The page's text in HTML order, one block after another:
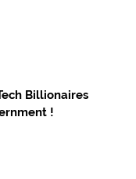
Billionaires
!